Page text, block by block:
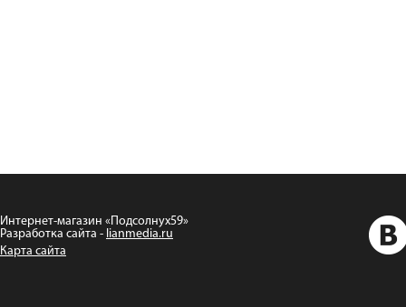
Интернет-магазин «Подсолнух59»
Разработка сайта - lianmedia.ru
Карта сайта